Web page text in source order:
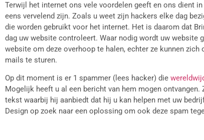
Terwijl het internet ons vele voordelen geeft en ons dient
eens vervelend zijn. Zoals u weet zijn hackers elke dag
die worden gebruikt voor het internet. Het is daarom dat
dag uw website controleert. Waar nodig wordt uw website
website om deze overhoop te halen, echter ze kunnen
mails te sturen.
Op dit moment is er 1 spammer (lees hacker) die
Mogelijk heeft u al een bericht van hem mogen
tekst waarbij hij aanbiedt dat hij u kan helpen met uw
Design op zoek naar een oplossing om ook deze spam